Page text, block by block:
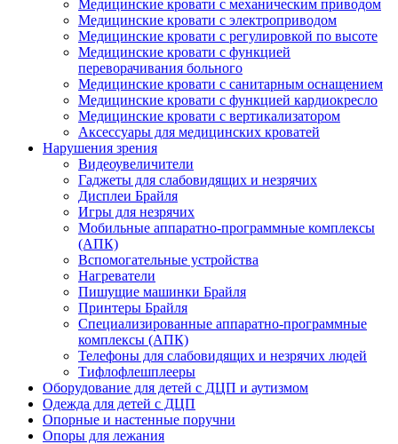
Медицинские кровати с механическим приводом
Медицинские кровати с электроприводом
Медицинские кровати с регулировкой по высоте
Медицинские кровати с функцией
переворачивания больного
Медицинские кровати с санитарным оснащением
Медицинские кровати с функцией кардиокресло
Медицинские кровати с вертикализатором
Аксессуары для медицинских кроватей
Нарушения зрения
Видеоувеличители
Гаджеты для слабовидящих и незрячих
Дисплеи Брайля
Игры для незрячих
Мобильные аппаратно-программные комплексы
(АПК)
Вспомогательные устройства
Нагреватели
Пишущие машинки Брайля
Принтеры Брайля
Специализированные аппаратно-программные
комплексы (АПК)
Телефоны для слабовидящих и незрячих людей
Тифлофлешплееры
Оборудование для детей с ДЦП и аутизмом
Одежда для детей с ДЦП
Опорные и настенные поручни
Опоры для лежания